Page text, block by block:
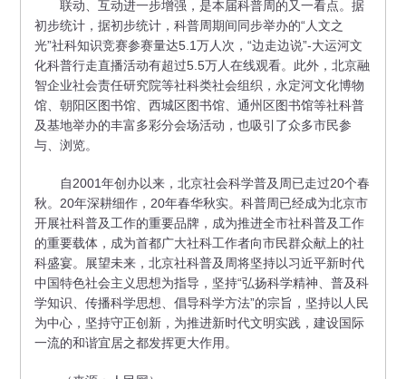
联动、互动进一步增强，是本届科普周的又一看点。据
初步统计，据初步统计，科普周期间同步举办的“人文之
光”社科知识竞赛参赛量达5.1万人次，“边走边说”-大运河文
化科普行走直播活动有超过5.5万人在线观看。此外，北京融
智企业社会责任研究院等社科类社会组织，永定河文化博物
馆、朝阳区图书馆、西城区图书馆、通州区图书馆等社科普
及基地举办的丰富多彩分会场活动，也吸引了众多市民参
与、浏览。
自2001年创办以来，北京社会科学普及周已走过20个春
秋。20年深耕细作，20年春华秋实。科普周已经成为北京市
开展社科普及工作的重要品牌，成为推进全市社科普及工作
的重要载体，成为首都广大社科工作者向市民群众献上的社
科盛宴。展望未来，北京社科普及周将坚持以习近平新时代
中国特色社会主义思想为指导，坚持“弘扬科学精神、普及科
学知识、传播科学思想、倡导科学方法”的宗旨，坚持以人民
为中心，坚持守正创新，为推进新时代文明实践，建设国际
一流的和谐宜居之都发挥更大作用。